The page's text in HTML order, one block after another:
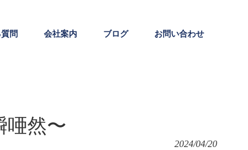
問 会社案内 ブログ お問い合わせ
唖然〜
2024/04/20